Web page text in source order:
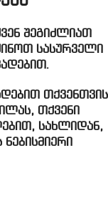
შეგიძლიათ
სასურველი
თქვენთვის
თქვენი
სახლიდან,